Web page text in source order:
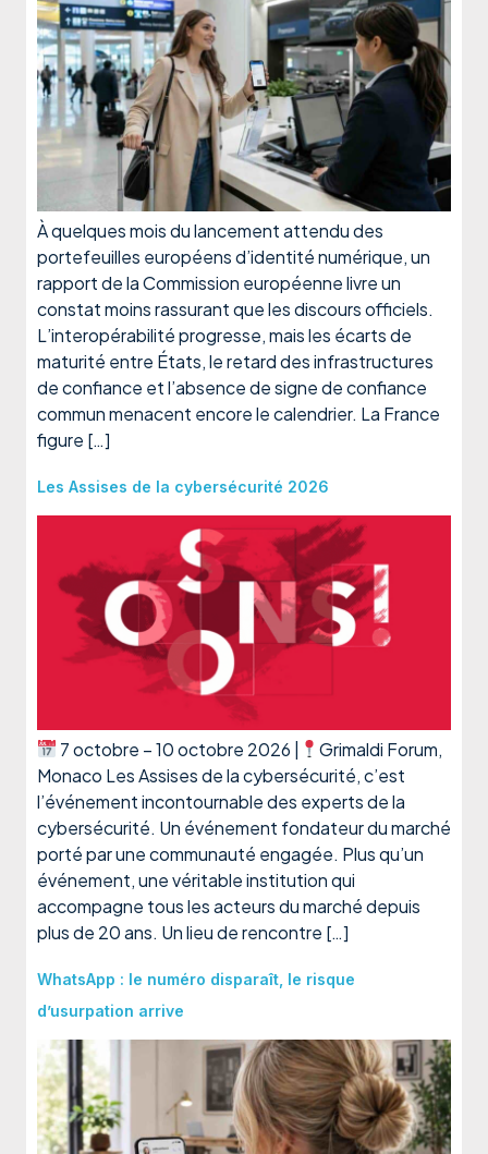
À quelques mois du lancement attendu des
portefeuilles européens d’identité numérique, un
rapport de la Commission européenne livre un
constat moins rassurant que les discours officiels.
L’interopérabilité progresse, mais les écarts de
maturité entre États, le retard des infrastructures
de confiance et l’absence de signe de confiance
commun menacent encore le calendrier. La France
figure […]
Les Assises de la cybersécurité 2026
7 octobre – 10 octobre 2026 |
Grimaldi Forum,
Monaco Les Assises de la cybersécurité, c’est
l’événement incontournable des experts de la
cybersécurité. Un événement fondateur du marché
porté par une communauté engagée. Plus qu’un
événement, une véritable institution qui
accompagne tous les acteurs du marché depuis
plus de 20 ans. Un lieu de rencontre […]
WhatsApp : le numéro disparaît, le risque
d’usurpation arrive